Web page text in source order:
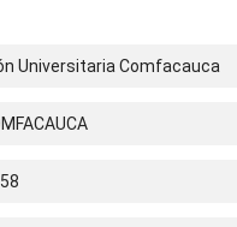
Universitaria Comfacauca